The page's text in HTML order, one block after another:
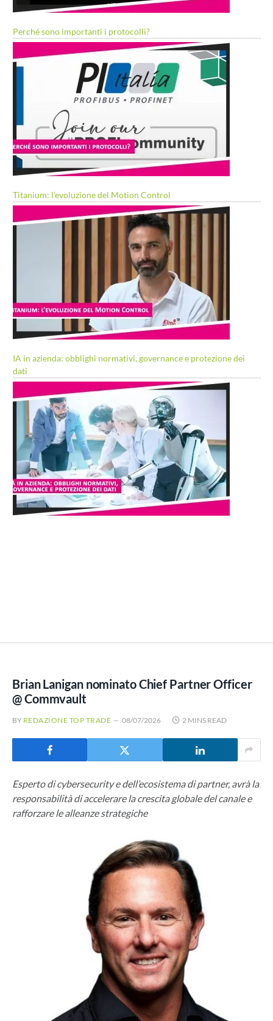
Perché sono importanti i protocolli?
Titanium: l’evoluzione del Motion Control
IA in azienda: obblighi normativi, governance e protezione dei
dati
Brian Lanigan nominato Chief Partner Officer
@ Commvault
BY REDAZIONE TOP TRADE 08/07/2026 2 MINS READ
Esperto di cybersecurity e dell’ecosistema di partner, avrà la
responsabilità di accelerare la crescita globale del canale e
rafforzare le alleanze strategiche